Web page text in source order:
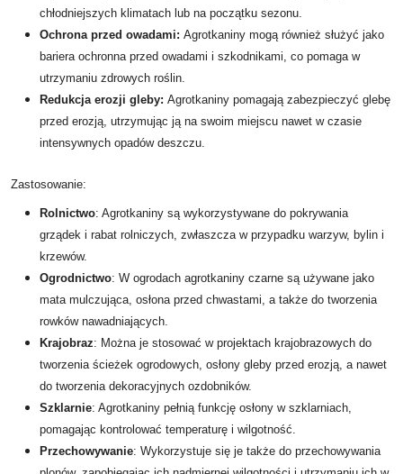
chłodniejszych klimatach lub na początku sezonu.
Ochrona przed owadami: Agrotkaniny mogą również służyć jako
bariera ochronna przed owadami i szkodnikami, co pomaga w
utrzymaniu zdrowych roślin.
Redukcja erozji gleby: Agrotkaniny pomagają zabezpieczyć glebę
przed erozją, utrzymując ją na swoim miejscu nawet w czasie
intensywnych opadów deszczu.
Zastosowanie:
Rolnictwo: Agrotkaniny są wykorzystywane do pokrywania
grządek i rabat rolniczych, zwłaszcza w przypadku warzyw, bylin i
krzewów.
Ogrodnictwo: W ogrodach agrotkaniny czarne są używane jako
mata mulczująca, osłona przed chwastami, a także do tworzenia
rowków nawadniających.
Krajobraz: Można je stosować w projektach krajobrazowych do
tworzenia ścieżek ogrodowych, osłony gleby przed erozją, a nawet
do tworzenia dekoracyjnych ozdobników.
Szklarnie: Agrotkaniny pełnią funkcję osłony w szklarniach,
pomagając kontrolować temperaturę i wilgotność.
Przechowywanie: Wykorzystuje się je także do przechowywania